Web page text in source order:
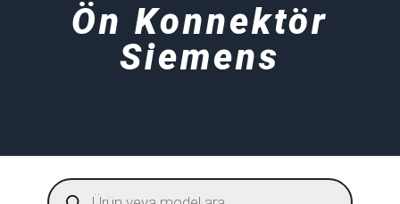
Ön Konnektör
Siemens
Products
search